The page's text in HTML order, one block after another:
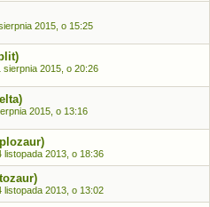
2015, o 15:25
sierpnia 2015, o 20:26
2015, o 13:16
listopada 2013, o 18:36
listopada 2013, o 13:02